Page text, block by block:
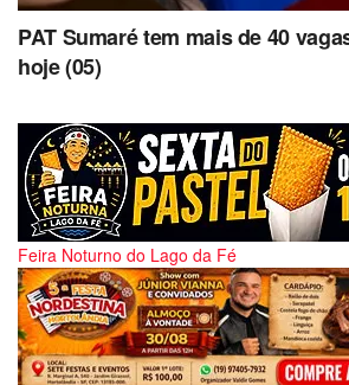
PAT Sumaré tem mais de 40
hoje (05)
Feira Noturno do Lago da Fé